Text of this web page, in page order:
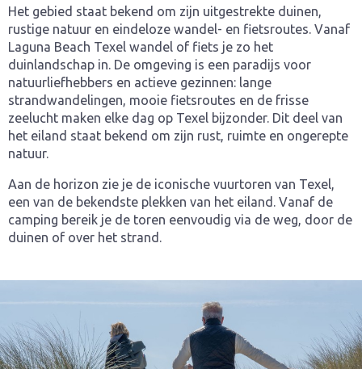
Het gebied staat bekend om zijn uitgestrekte duinen,
rustige natuur en eindeloze wandel- en fietsroutes. Vanaf
Laguna Beach Texel wandel of fiets je zo het
duinlandschap in. De omgeving is een paradijs voor
natuurliefhebbers en actieve gezinnen: lange
strandwandelingen, mooie fietsroutes en de frisse
zeelucht maken elke dag op Texel bijzonder. Dit deel van
het eiland staat bekend om zijn rust, ruimte en ongerepte
natuur.
Aan de horizon zie je de iconische vuurtoren van Texel,
een van de bekendste plekken van het eiland. Vanaf de
camping bereik je de toren eenvoudig via de weg, door de
duinen of over het strand.